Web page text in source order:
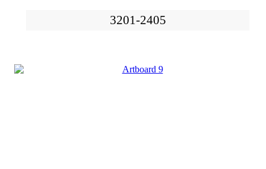
3201-2405